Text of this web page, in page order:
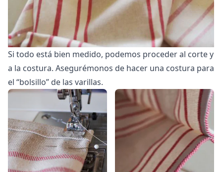
Si todo está bien medido, podemos proceder al corte y
a la costura. Asegurémonos de hacer una costura para
el “bolsillo” de las varillas.